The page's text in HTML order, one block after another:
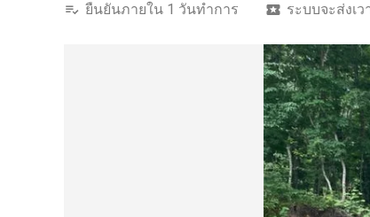
ยืนยันภายใน 1 วันทำการ
ระบบจะส่งเ